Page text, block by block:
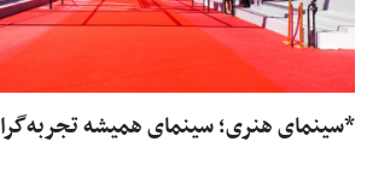
*سینمای هنری؛ سینمای همیشه تجربه‌گرا